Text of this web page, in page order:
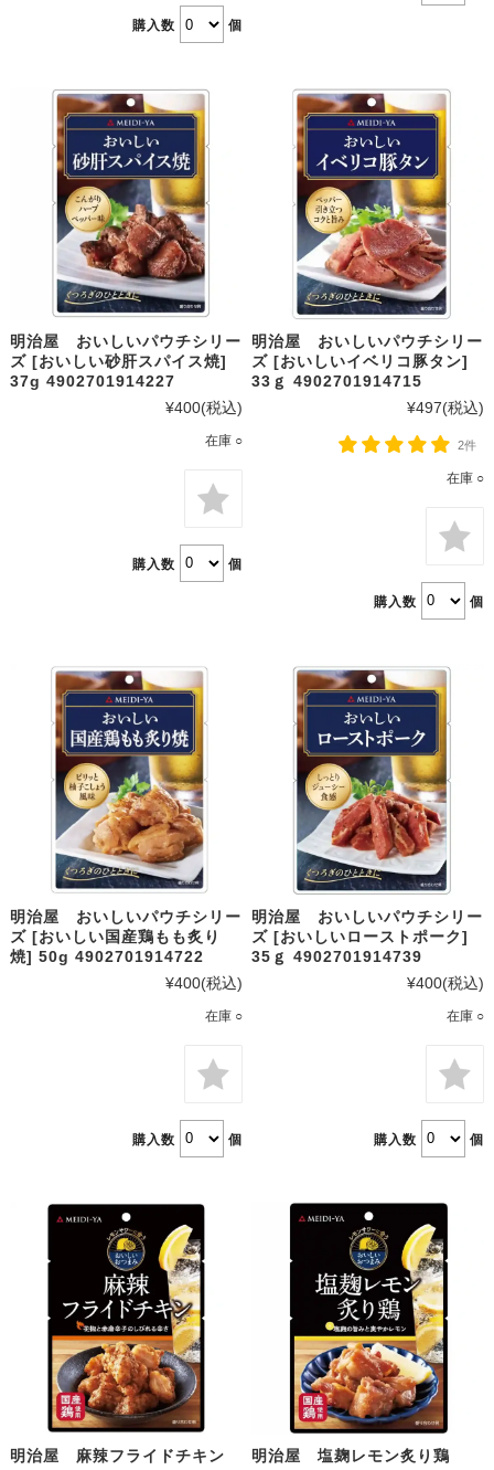
購入数 個
明治屋 おいしいパウチシリー
ズ [おいしい砂肝スパイス焼]
37g 4902701914227
¥400(税込)
在庫 ○
購入数 個
明治屋 おいしいパウチシリー
ズ [おいしいイベリコ豚タン]
33ｇ 4902701914715
¥497(税込)
2件
在庫 ○
購入数 個
明治屋 おいしいパウチシリー
ズ [おいしい国産鶏もも炙り
焼] 50g 4902701914722
¥400(税込)
在庫 ○
購入数 個
明治屋 おいしいパウチシリー
ズ [おいしいローストポーク]
35ｇ 4902701914739
¥400(税込)
在庫 ○
購入数 個
明治屋 麻辣フライドチキン
明治屋 塩麹レモン炙り鶏